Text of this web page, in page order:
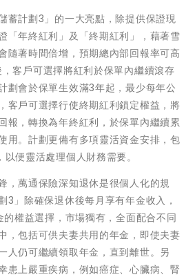
蓄計劃3」的一大亮點，除提供保證現
「年終紅利」及「終期紅利」，藉著雪
隨著時間倍增，預期總內部回報率可高
客戶可選擇將紅利於保單內繼續滾存
劃會於保單生效滿3年起，最少每年公
客戶可選擇行使終期紅利鎖定權益，將
報，轉換為年終紅利，於保單內繼續累
用。計劃更備有多項靈活資金安排，包
便靈活處理個人財務需要。
，萬通保險深知退休是很個人化的規
3」除確保退休後每月享有年金收入，
的權益選擇，市場獨有，全面配合不同
，包括可供夫妻共用的年金，即使夫妻
人仍可繼續領取年金，直到離世。另
患上嚴重疾病，例如癌症、心臟病、腎